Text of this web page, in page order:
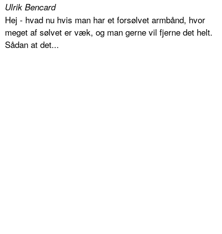
Ulrik Bencard
Hej - hvad nu hvis man har et forsølvet armbånd, hvor
meget af sølvet er væk, og man gerne vil fjerne det helt.
Sådan at det...